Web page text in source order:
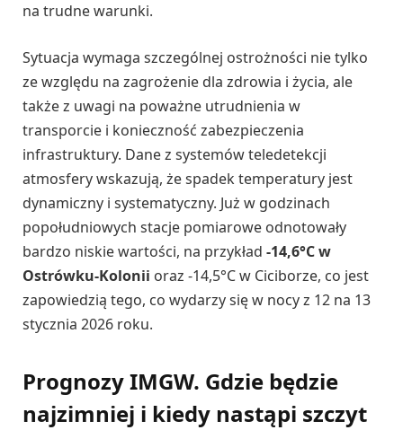
na trudne warunki.
Sytuacja wymaga szczególnej ostrożności nie tylko
ze względu na zagrożenie dla zdrowia i życia, ale
także z uwagi na poważne utrudnienia w
transporcie i konieczność zabezpieczenia
infrastruktury. Dane z systemów teledetekcji
atmosfery wskazują, że spadek temperatury jest
dynamiczny i systematyczny. Już w godzinach
popołudniowych stacje pomiarowe odnotowały
bardzo niskie wartości, na przykład -14,6°C w
Ostrówku-Kolonii oraz -14,5°C w Ciciborze, co jest
zapowiedzią tego, co wydarzy się w nocy z 12 na 13
stycznia 2026 roku.
Prognozy IMGW. Gdzie będzie
najzimniej i kiedy nastąpi szczyt